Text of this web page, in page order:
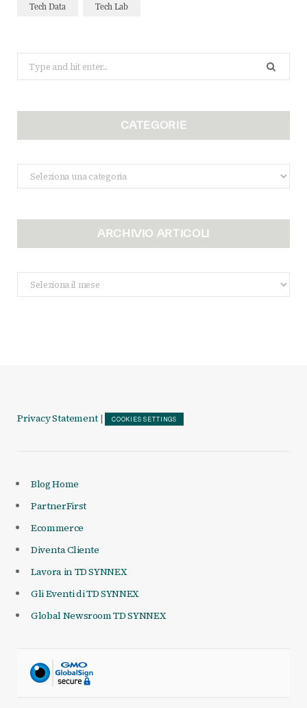
Tech Data Tech Lab
for:
CATEGORIE
Categorie
ARCHIVIO ARTICOLI
Archivio
Articoli
Privacy Statement | COOKIES SETTINGS
Blog Home
PartnerFirst
Ecommerce
Diventa Cliente
Lavora in TD SYNNEX
Gli Eventi di TD SYNNEX
Global Newsroom TD SYNNEX